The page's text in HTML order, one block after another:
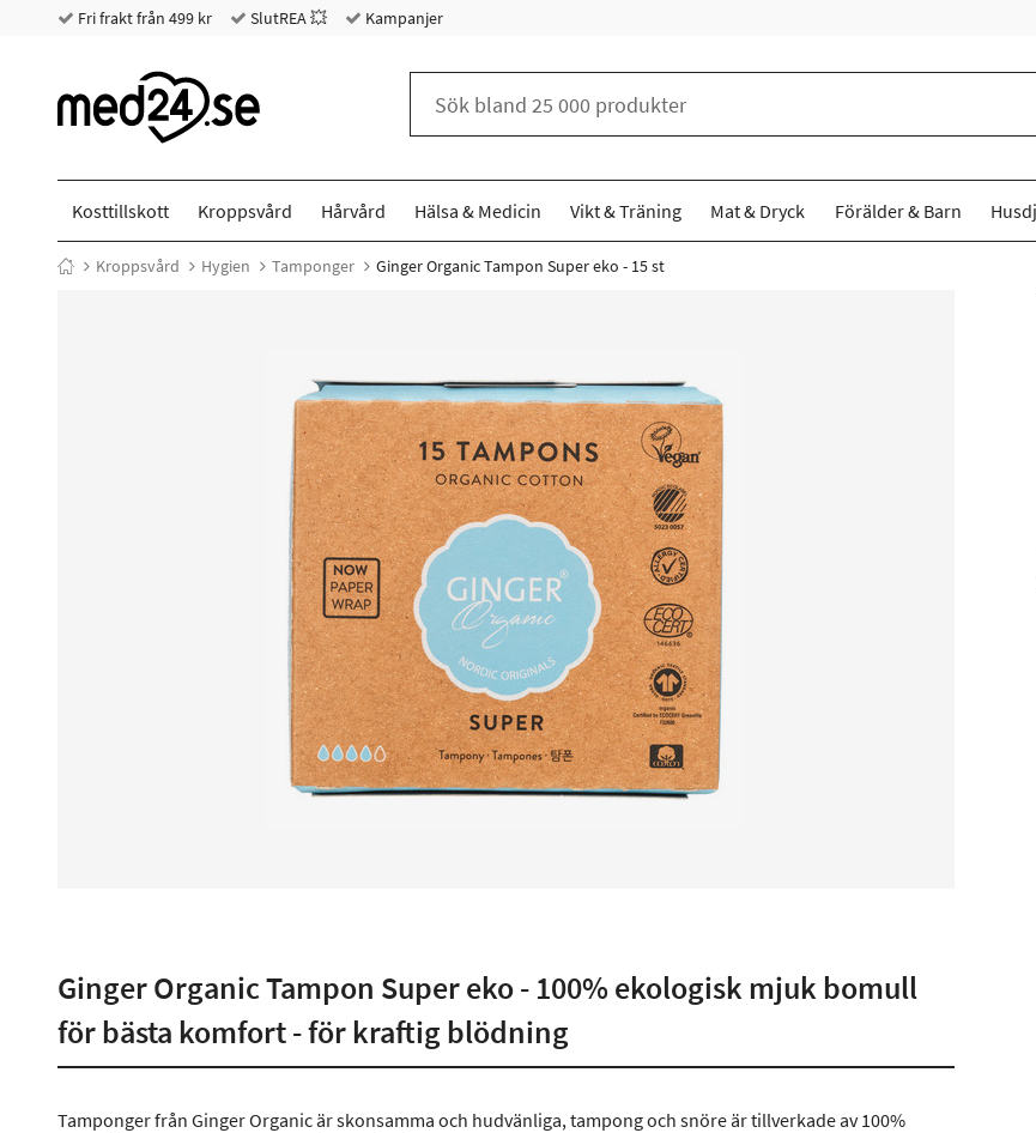
Fri frakt från 499 kr SlutREA 💥 Kampanjer
Kosttillskott Kroppsvård Hårvård Hälsa & Medicin Vikt & Träning Mat & Dryck Förälder & Barn
Kroppsvård Hygien Tamponger Ginger Organic Tampon Super eko - 15 st
Ginger Organic Tampon Super eko - 100% ekologisk mjuk bomull
för bästa komfort - för kraftig blödning
Tamponger från Ginger Organic är skonsamma och hudvänliga, tampong och snöre är tillverkade av 100%